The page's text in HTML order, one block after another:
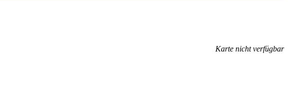
Karte nicht verfügbar